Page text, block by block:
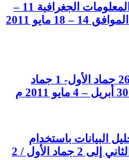
تطبيقات متقدمة لنظم المعلومات الجغرافية 11 –
15 جماد الثاني 1432 ه، الموافق 14 – 18 مايو 2011
■ ■ تصميم ثلاثي الابعاد 26 جماد الأول- 1 جماد
البيانات باستخدام
حزمة SPSS ه، 28 ربيع الثاني إلى 2 جماد الأول / 2